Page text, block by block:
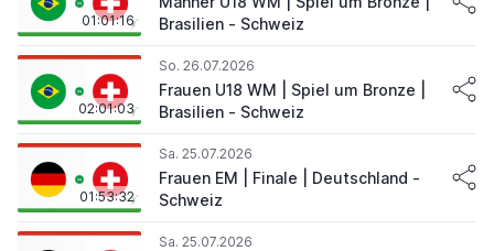
01:01:16
Brasilien - Schweiz
02:01:03
So. 26.07.2026
Frauen U18 WM | Spiel um Bronze |
Brasilien - Schweiz
01:53:32
Sa. 25.07.2026
Frauen EM | Finale | Deutschland -
Schweiz
Sa. 25.07.2026